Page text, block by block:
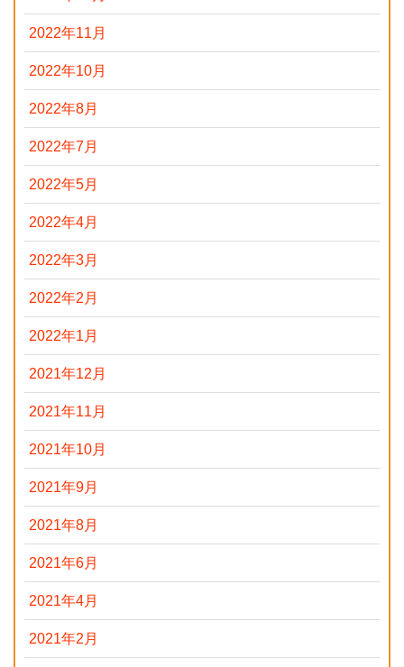
2022年11月
2022年10月
2022年8月
2022年7月
2022年5月
2022年4月
2022年3月
2022年2月
2022年1月
2021年12月
2021年11月
2021年10月
2021年9月
2021年8月
2021年6月
2021年4月
2021年2月